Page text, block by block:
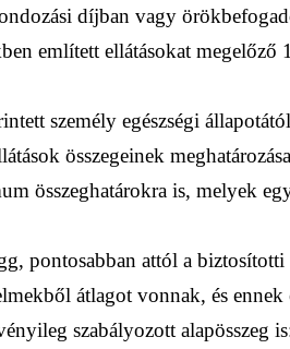
díjban vagy
említett ellátásokat
személy egészségi
összegeinek
összeghatárokra is, melyek
pontosabban attól a
átlagot vonnak, és ennek
szabályozott alapösszeg